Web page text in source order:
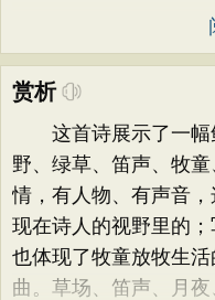
赏析
这首诗展示了一幅
野、绿草、笛声、牧
情，有人物、有声音
现在诗人的视野里的
也体现了牧童放牧生
曲。草场、笛声、月